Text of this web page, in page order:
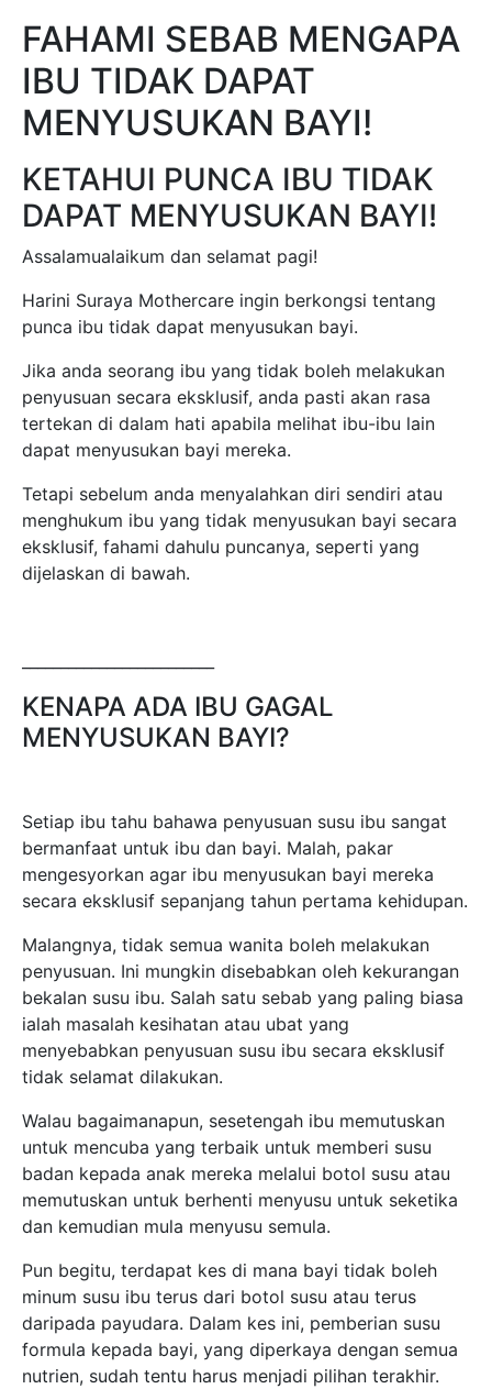
punca ibu tidak dapat menyusukan bayi.
Jika anda seorang ibu yang tidak boleh melakukan
penyusuan secara eksklusif, anda pasti akan rasa
tertekan di dalam hati apabila melihat ibu-ibu lain
Tetapi sebelum anda menyalahkan diri sendiri atau
menghukum ibu yang tidak menyusukan bayi secara
eksklusif, fahami dahulu puncanya, seperti yang
_________________________
KENAPA ADA IBU GAGAL
MENYUSUKAN BAYI?
Setiap ibu tahu bahawa penyusuan susu ibu sangat
bermanfaat untuk ibu dan bayi. Malah, pakar
mengesyorkan agar ibu menyusukan bayi mereka
penyusuan. Ini mungkin disebabkan oleh kekurangan
bekalan susu ibu. Salah satu sebab yang paling biasa
ialah masalah kesihatan atau ubat yang
menyebabkan penyusuan susu ibu secara eksklusif
Walau bagaimanapun, sesetengah ibu memutuskan
untuk mencuba yang terbaik untuk memberi susu
badan kepada anak mereka melalui botol susu atau
memutuskan untuk berhenti menyusu untuk seketika
Pun begitu, terdapat kes di mana bayi tidak boleh
minum susu ibu terus dari botol susu atau terus
daripada payudara. Dalam kes ini, pemberian susu
formula kepada bayi, yang diperkaya dengan semua
nutrien, sudah tentu harus menjadi pilihan terakhir.
FAKTOR PENYUSUAN EKSKLUSIF
TIDAK BOLEH DILAKUKAN
Berikut adalah empat sebab mengapa sesetengah
wanita tidak boleh atau tidak sepatutnya beri
penyusuan susu ibu kepada anak.
Faktor-faktor tersebut termasuk: